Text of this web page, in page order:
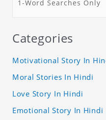
Categories
Motivational Story In
Moral Stories In Hindi
Love Story In Hindi
Emotional Story In Hindi